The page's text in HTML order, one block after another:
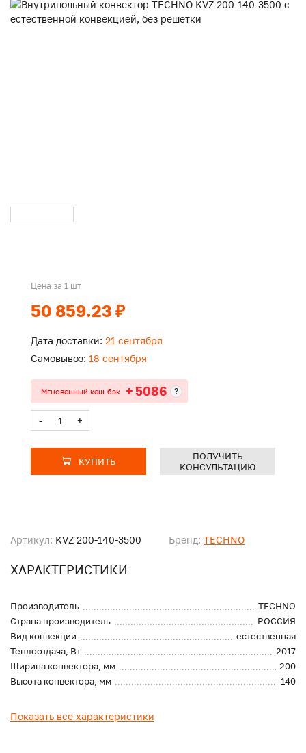
Артикул: KVZ 200-140-3500 Бренд: TECHNO
ХАРАКТЕРИСТИКИ
Производитель
TECHNO
Страна производитель
РОССИЯ
Вид конвекции
естественная
Теплоотдача, Вт
2017
Ширина конвектора, мм
200
Высота конвектора, мм
140
Показать все характеристики
Цена за 1 шт
50 859.23 ₽
Дата доставки: 21 сентября
Самовывоз: 18 сентября
Мгновенный кеш-бэк + 5086 ?
- +
КУПИТЬ
ПОЛУЧИТЬ
КОНСУЛЬТАЦИЮ